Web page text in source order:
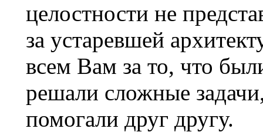
целостности не
за устаревшей
всем Вам за то, что
решали сложные
помогали друг другу.